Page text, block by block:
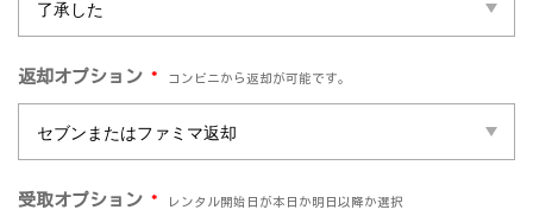
返却オプション * コンビニから返却が可能です。
受取オプション * レンタル開始日が本日か明日以降か選択